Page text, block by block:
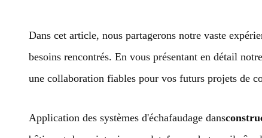
Dans cet article, nous partagerons notre vaste
besoins rencontrés. En vous présentant en détail
une collaboration fiables pour vos futurs projets de
Application des systèmes d'échafaudage dans